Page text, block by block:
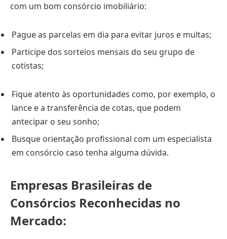
com um bom consórcio imobiliário:
Pague as parcelas em dia para evitar juros e multas;
Participe dos sorteios mensais do seu grupo de
cotistas;
Fique atento às oportunidades como, por exemplo, o
lance e a transferência de cotas, que podem
antecipar o seu sonho;
Busque orientação profissional com um especialista
em consórcio caso tenha alguma dúvida.
Empresas Brasileiras de
Consórcios Reconhecidas no
Mercado: